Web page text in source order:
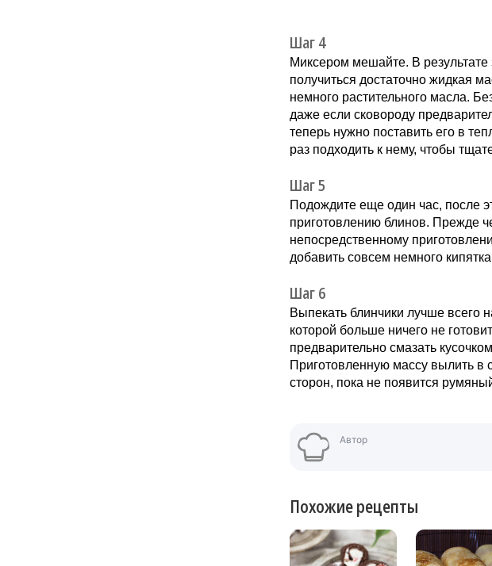
Шаг 4
Миксером мешайте. В
получиться достаточно жидкая
немного растительного масла.
даже если сковороду
теперь нужно поставить его в
раз подходить к нему, чтобы
Шаг 5
Подождите еще один час, после
приготовлению блинов. Прежде
непосредственному
добавить совсем немного
Шаг 6
Выпекать блинчики лучше всего
которой больше ничего не
предварительно смазать
Приготовленную массу вылить в
сторон, пока не появится
Автор
Похожие рецепты